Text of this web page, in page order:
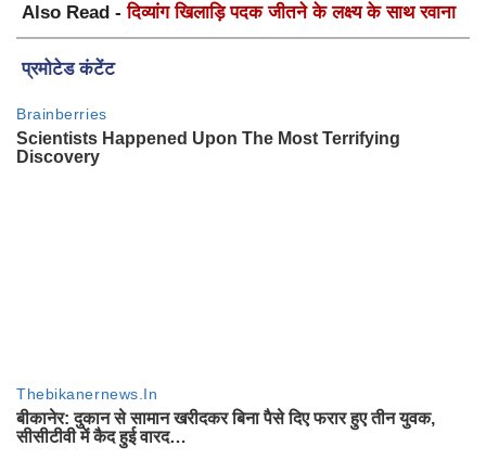
Also Read -दिव्यांग खिलाड़ि पदक जीतने के लक्ष्य के साथ रवाना